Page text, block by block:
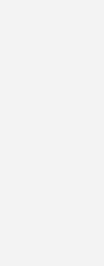
Keynote-
Konzepte und
auf dem
von den im
Energieberater
Teilnehmer